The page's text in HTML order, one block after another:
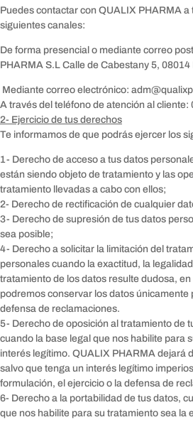
Puedes contactar con QUALIX PHARMA a
siguientes canales:
De forma presencial o mediante correo
PHARMA S.L Calle de Cabestany 5,
Mediante correo electrónico:
A través del teléfono de atención al cliente:
2- Ejercicio de tus derechos
Te informamos de que podrás ejercer los
1- Derecho de acceso a tus datos
están siendo objeto de tratamiento y las
tratamiento llevadas a cabo con ellos;
2- Derecho de rectificación de cualquier
3- Derecho de supresión de tus datos
sea posible;
4- Derecho a solicitar la limitación del
personales cuando la exactitud, la
tratamiento de los datos resulte dudosa, en
podremos conservar los datos únicamente
defensa de reclamaciones.
5- Derecho de oposición al tratamiento de
cuando la base legal que nos habilite para
interés legítimo. QUALIX PHARMA dejará
salvo que tenga un interés legítimo
formulación, el ejercicio o la defensa de
6- Derecho a la portabilidad de tus datos,
que nos habilite para su tratamiento sea la